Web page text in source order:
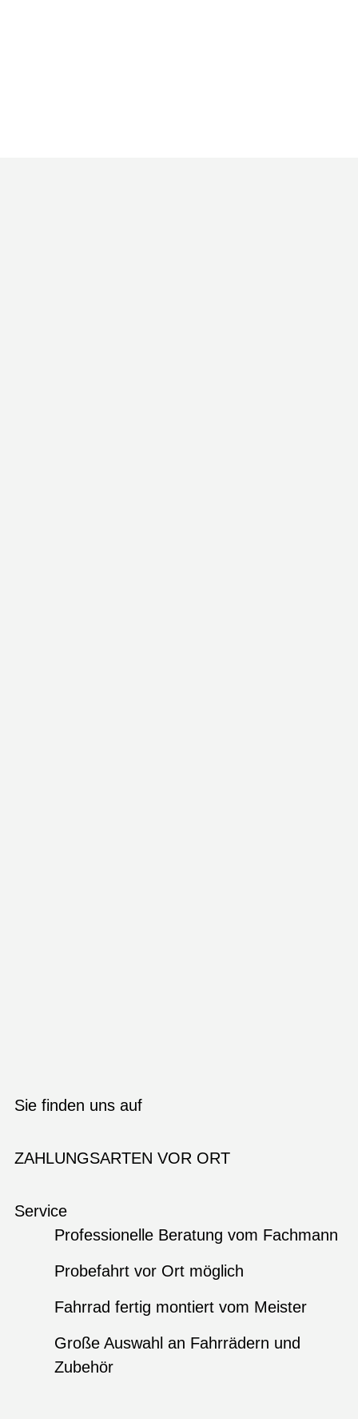
Sie finden uns auf
ZAHLUNGSARTEN VOR ORT
Service
Professionelle Beratung vom Fachmann
Probefahrt vor Ort möglich
Fahrrad fertig montiert vom Meister
Große Auswahl an Fahrrädern und
Zubehör